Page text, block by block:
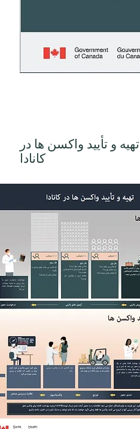
تهیه و تأیید واکسن ها در
کانادا